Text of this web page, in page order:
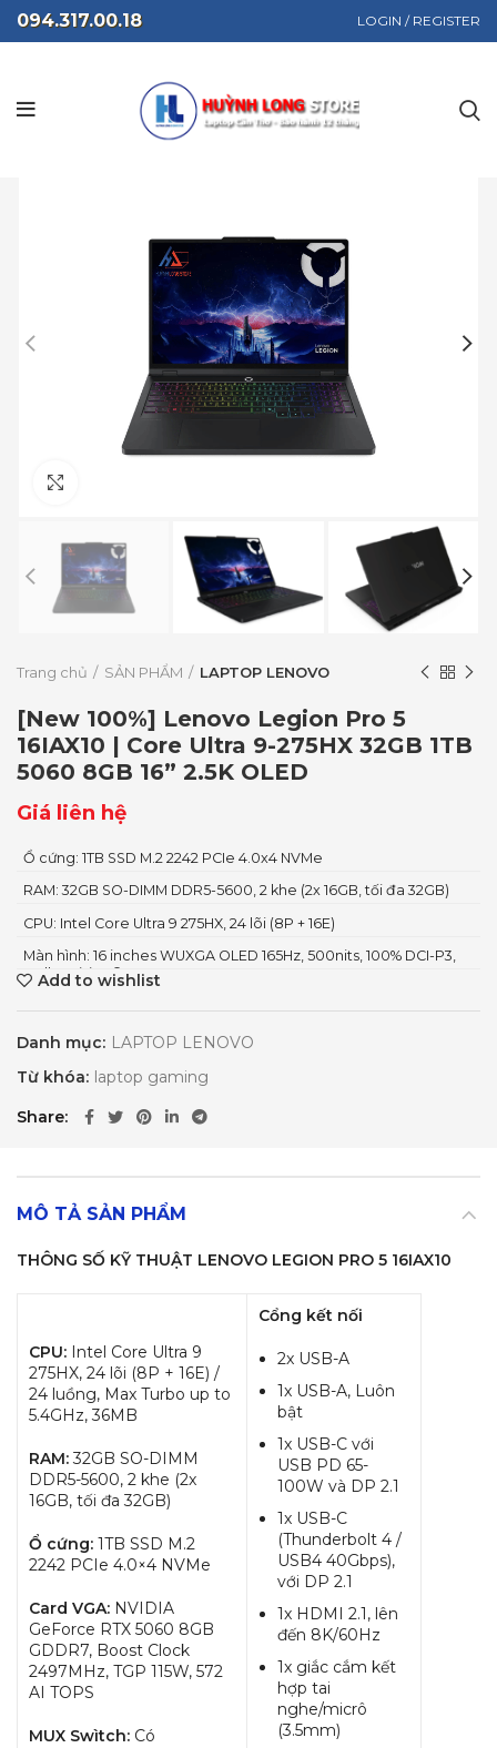
094.317.00.18 LOGIN / REGISTER
Trang chủ SẢN PHẨM LAPTOP LENOVO
[New 100%] Lenovo Legion Pro 5
16IAX10 | Core Ultra 9-275HX 32GB 1TB
5060 8GB 16” 2.5K OLED
Giá liên hệ
Ổ cứng: 1TB SSD M.2 2242 PCIe 4.0x4 NVMe
RAM: 32GB SO-DIMM DDR5-5600, 2 khe (2x 16GB, tối đa 32GB)
CPU: Intel Core Ultra 9 275HX, 24 lõi (8P + 16E)
Màn hình: 16 inches WUXGA OLED 165Hz, 500nits, 100% DCI-P3,
Dolby Vision®, G-S
Add to wishlist
Danh mục: LAPTOP LENOVO
Từ khóa: laptop gaming
Share
MÔ TẢ SẢN PHẨM
THÔNG SỐ KỸ THUẬT LENOVO LEGION PRO 5 16IAX10
CPU: Intel Core Ultra 9
275HX, 24 lõi (8P + 16E) /
24 luồng, Max Turbo up to
5.4GHz, 36MB
RAM:32GB SO-DIMM
DDR5-5600, 2 khe (2x
16GB, tối đa 32GB)
Ổ cứng: 1TB SSD M.2
2242 PCIe 4.0×4 NVMe
Card VGA: NVIDIA
GeForce RTX 5060 8GB
GDDR7, Boost Clock
2497MHz, TGP 115W, 572
AI TOPS
MUX Swìtch: Có
Cổng kết nối
2x USB-A
1x USB-A, Luôn
bật
1x USB-C với
USB PD 65-
100W và DP 2.1
1x USB-C
(Thunderbolt 4 /
USB4 40Gbps),
với DP 2.1
1x HDMI 2.1, lên
đến 8K/60Hz
1x giắc cắm kết
hợp tai
nghe/micrô
(3.5mm)